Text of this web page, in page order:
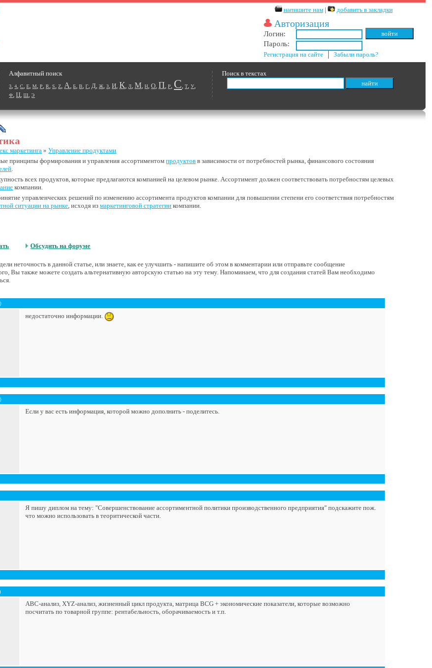
напишите нам| добавить в закладки
Авторизация
Логин:
Пароль:
Регистрация на сайте │Забыли пароль?
Поиск в текстах
Алфавитный поиск
3,4,C,E,M,P,R,S,Z,А,Б,В,Г,Д,Ж,З,И,К,Л,М,Н,О,П,Р, С,Т,У,
Ф,Ц,Ш,Э
маркетинга»Управление продуктами
принципы формирования и управления ассортиментомпродуктов в зависимости от потребностей рынка, финансового состояния
.
всех продуктов, которые предлагаются компанией на целевом рынке. Ассортимент должен соответствовать потребностям целевых
компании.
управленческих решений по изменению ассортимента продуктов компании для повышении степени его соответствия потребностям
ситуации на рынке, исходя измаркетинговой стратегии компании.
Обсудить на форуме
неточность в данной статье, или знаете, как ее улучшить - напишите об этом в комментарии или отправьте сообщение
Вы также можете создать альтернативную авторскую статью на эту тему. Напоминаем, что для создания статей Вам необходимо
недостаточно информации.
Если у вас есть информация, которой можно дополнить - поделитесь.
Я пишу диплом на тему: "Совершенствование ассортиментной политики производственного предприятия" подскажите пож.
что можно использовать в теоритической части.
АВС-анализ, XYZ-анализ, жизненный цикл продукта, матрица BCG + экономические показатели, которые возможно
посчитать по товарной группе: рентабельность, оборачиваемость и т.п.